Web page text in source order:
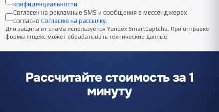
конфиденциальности.
Согласен на рекламные SMS и сообщения в мессенджерах
согласно Согласию на рассылку.
Для защиты от спама используется Yandex SmartCaptcha. При отправке
формы Яндекс может обрабатывать технические данные.
Рассчитайте стоимость за 1
минуту